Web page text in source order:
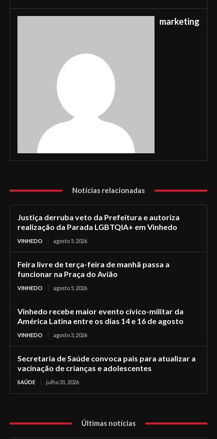
marketing
Notícias relacionadas
Justiça derruba veto da Prefeitura e autoriza
realização da Parada LGBTQIA+ em Vinhedo
VINHEDO agosto 5, 2026
Feira livre de terça-feira de manhã passa a
funcionar na Praça do Avião
VINHEDO agosto 5, 2026
Vinhedo recebe maior evento cívico-militar da
América Latina entre os dias 14 e 16 de agosto
VINHEDO agosto 3, 2026
Secretaria de Saúde convoca pais para atualizar a
vacinação de crianças e adolescentes
SAÚDE julho 31, 2026
Últimas notícias